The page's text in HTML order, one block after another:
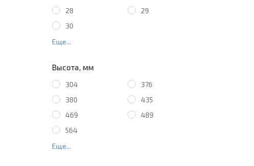
28
29
30
Еще...
Высота, мм
304
376
380
435
469
489
564
Еще...